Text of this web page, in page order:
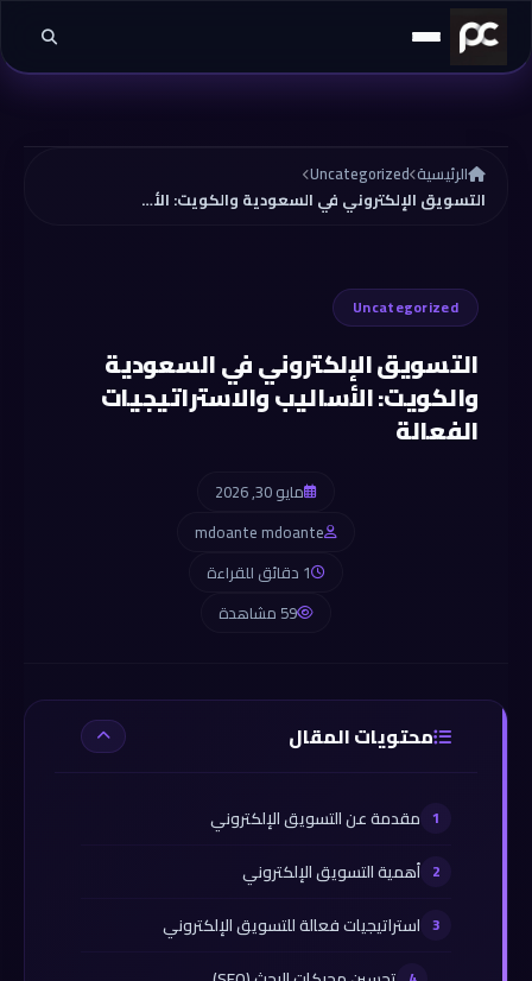
تخطي إلى المحتوى
الرئيسية Uncategorized
التسويق الإلكتروني في السعودية والكويت: الأساليب والاستراتيجيات الفعالة
Uncategorized
التسويق الإلكتروني في السعودية
والكويت: الأساليب والاستراتيجيات
الفعالة
مايو 30, 2026
mdoante mdoante
1 دقائق للقراءة
59 مشاهدة
محتويات المقال
مقدمة عن التسويق الإلكتروني
أهمية التسويق الإلكتروني
استراتيجيات فعالة للتسويق الإلكتروني